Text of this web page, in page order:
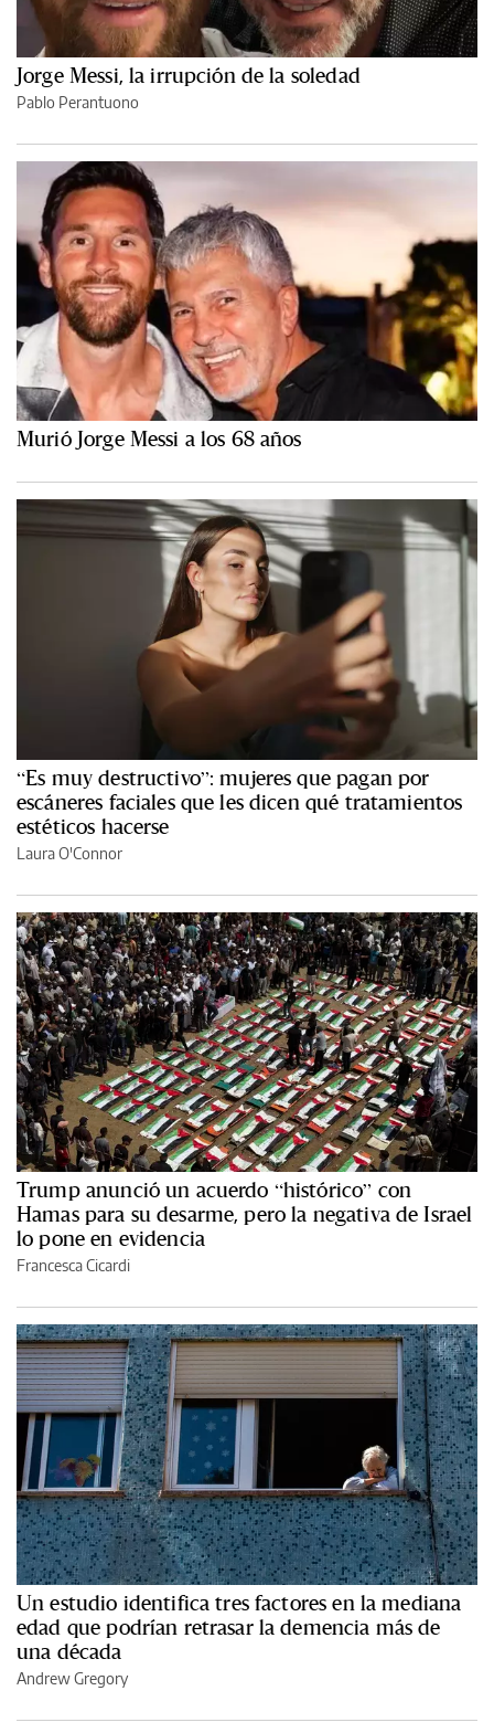
Jorge Messi, la irrupción de la soledad
Pablo Perantuono
Murió Jorge Messi a los 68 años
“Es muy destructivo”: mujeres que pagan por
escáneres faciales que les dicen qué tratamientos
estéticos hacerse
Laura O'Connor
Trump anunció un acuerdo “histórico” con
Hamas para su desarme, pero la negativa de Israel
lo pone en evidencia
Francesca Cicardi
Un estudio identifica tres factores en la mediana
edad que podrían retrasar la demencia más de
una década
Andrew Gregory